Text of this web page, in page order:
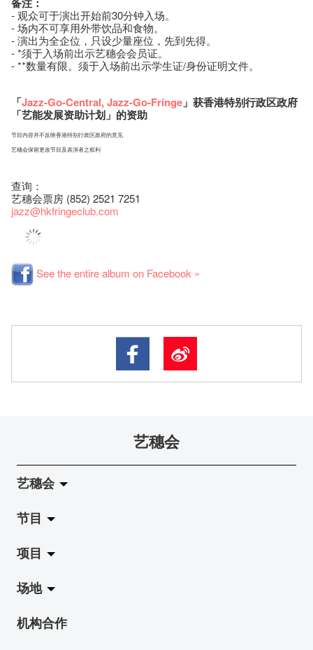
备注：
- 观众可于演出开始前30分钟入场。
- 场内不可享用外带饮品和食物。
- 演出为全企位，只设少量座位，先到先得。
- *须于入场前出示艺穗会会员证。
- **数量有限。须于入场前出示学生证/身份证明文件。
「Jazz-Go-Central,Jazz-Go-Fringe」获香港特别行政区政府
「艺能发展资助计划」的资助
节目内容并不反映香港特别行政区政府的意见
艺穗会保留更改节目及表演者之权利
查询：
艺穗会票房 (852) 2521 7251
jazz@hkfringeclub.com
See the entire album on Facebook »
艺穗会
艺穗会
关于艺穗会
艺穗会的演化
使命与宗旨
艺穗会架构
节目
拉阔
展览
演出
项目
Jazz-Go-Central, Jazz-Go-Fringe
LPL
场地
陈丽玲划廊
机构合作